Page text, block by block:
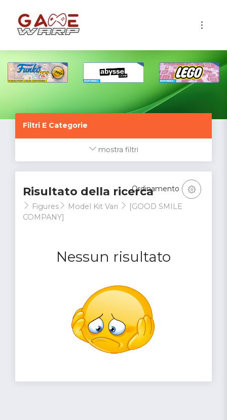
Filtri E Categorie
mostra filtri
Risultato della ricerca
Figures Model Kit Vari
[GOOD SMILE
COMPANY]
Nessun risultato
Ordinamento